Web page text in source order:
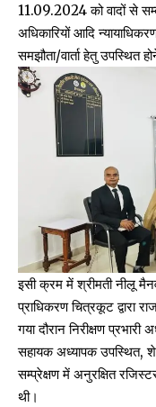
11.09.2024 को वादों से
अधिकारियों आदि
समझौता/वार्ता हेतु उपस्थित
इसी क्रम में श्रीमती नीलू
प्राधिकरण चित्रकूट द्वारा
गया दौरान निरीक्षण
सहायक अध्यापक उपस्थित,
सम्प्रेक्षण में अनुरक्षित
थी।